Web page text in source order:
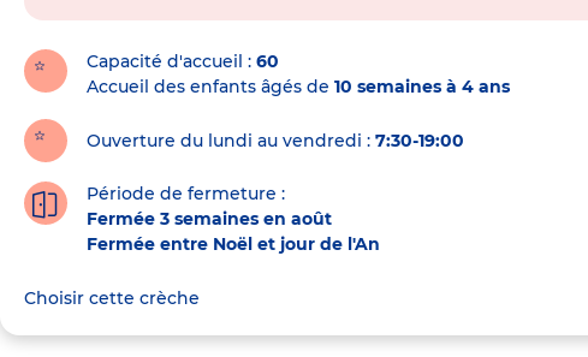
crècheCapacité d'accueil
60
Accueil des enfants âgés de 10 semaines à 4 ans
Ouverture du lundi au vendredi : 7:30-19:00
Période de fermeture :
Fermée 3 semaines en août
Fermée entre Noël et jour de l'An
Choisir cette crèche